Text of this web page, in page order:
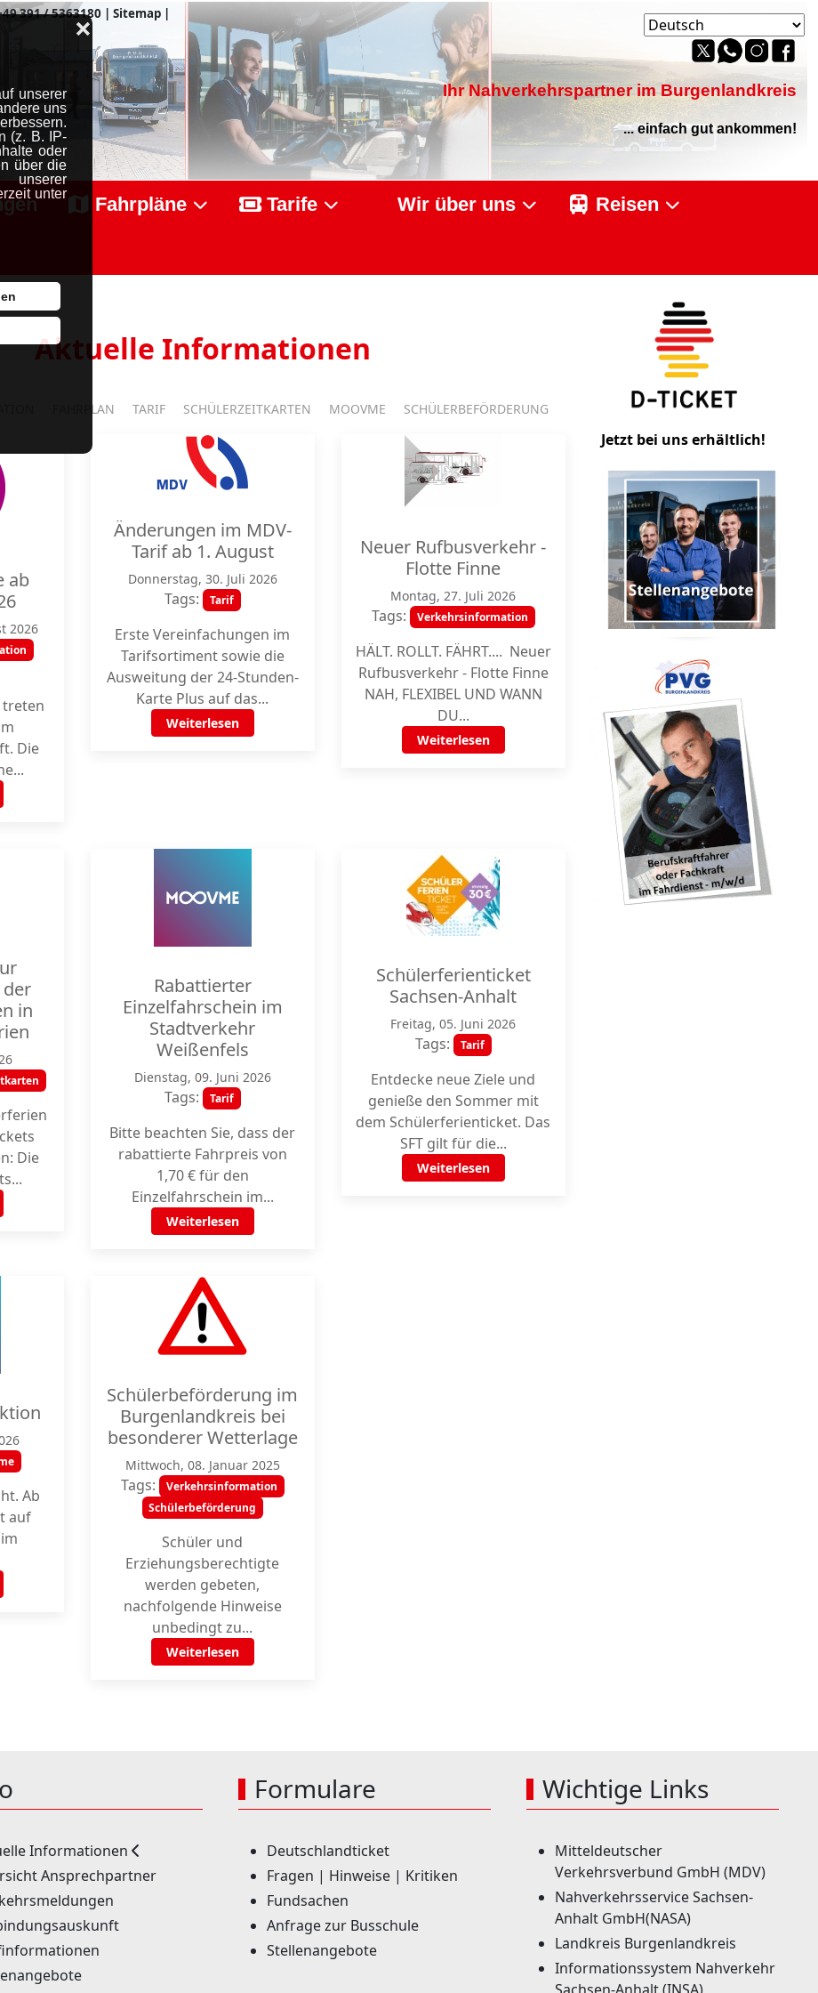
unserer
uns
(z. B. IP-
oder
über die
unter
❌
391 / 5363180 | Sitemap |
Ihr Nahverkehrspartner im Burgenlandkreis
... einfach gut ankommen!
Fahrpläne Tarife Wir über uns Reisen
Aktuelle Informationen
FAHRPLAN TARIF SCHÜLERZEITKARTEN MOOVME SCHÜLERBEFÖRDERUNG
ab
2026
treten
Die
Änderungen im MDV-
Tarif ab 1. August
Donnerstag, 30. Juli 2026
Tags: Tarif
Erste Vereinfachungen im
Tarifsortiment sowie die
Ausweitung der 24-Stunden-
Karte Plus auf das...
Weiterlesen
Neuer Rufbusverkehr -
Flotte Finne
Montag, 27. Juli 2026
Tags: Verkehrsinformation
HÄLT. ROLLT. FÄHRT.... Neuer
Rufbusverkehr - Flotte Finne
NAH, FLEXIBEL UND WANN
DU...
Weiterlesen
in
Die
Rabattierter
Einzelfahrschein im
Stadtverkehr
Weißenfels
Dienstag, 09. Juni 2026
Tags: Tarif
Bitte beachten Sie, dass der
rabattierte Fahrpreis von
1,70 € für den
Einzelfahrschein im...
Weiterlesen
Schülerferienticket
Sachsen-Anhalt
Freitag, 05. Juni 2026
Tags: Tarif
Entdecke neue Ziele und
genieße den Sommer mit
dem Schülerferienticket. Das
SFT gilt für die...
Weiterlesen
Ab
auf
Schülerbeförderung im
Burgenlandkreis bei
besonderer Wetterlage
Mittwoch, 08. Januar 2025
Tags: Verkehrsinformation
Schülerbeförderung
Schüler und
Erziehungsberechtigte
werden gebeten,
nachfolgende Hinweise
unbedingt zu...
Weiterlesen
Jetzt bei uns erhältlich!
Informationen
Ansprechpartner
Formulare
Deutschlandticket
Fragen | Hinweise | Kritiken
Fundsachen
Anfrage zur Busschule
Stellenangebote
Wichtige Links
Mitteldeutscher
Verkehrsverbund GmbH (MDV)
Nahverkehrsservice Sachsen-
Anhalt GmbH(NASA)
Landkreis Burgenlandkreis
Informationssystem Nahverkehr